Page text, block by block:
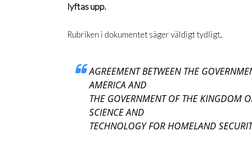
lyftas upp.
Rubriken i dokumentet säger väldigt tydligt,
AGREEMENT BETWEEN THE
AMERICA AND
THE GOVERNMENT OF THE KINGDOM
SCIENCE AND
TECHNOLOGY FOR HOMELAND